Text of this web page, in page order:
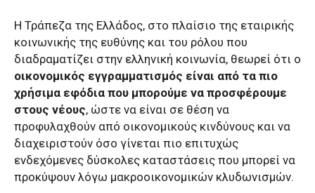
Η Τράπεζα της Ελλάδος, στο πλαίσιο της εταιρικής
κοινωνικής της ευθύνης και του ρόλου που
διαδραματίζει στην ελληνική κοινωνία, θεωρεί ότι ο
οικονομικός εγγραμματισμός είναι από τα πιο
χρήσιμα εφόδια που μπορούμε να προσφέρουμε
στους νέους, ώστε να είναι σε θέση να
προφυλαχθούν από οικονομικούς κινδύνους και να
διαχειριστούν όσο γίνεται πιο επιτυχώς
ενδεχόμενες δύσκολες καταστάσεις που μπορεί να
προκύψουν λόγω μακροοικονομικών κλυδωνισμών.